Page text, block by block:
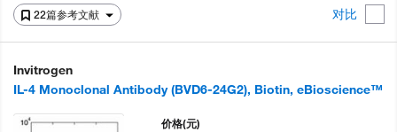
22篇参考文献 对比
Invitrogen
IL-4 Monoclonal Antibody (BVD6-24G2), Biotin, eBioscience™
价格(元)